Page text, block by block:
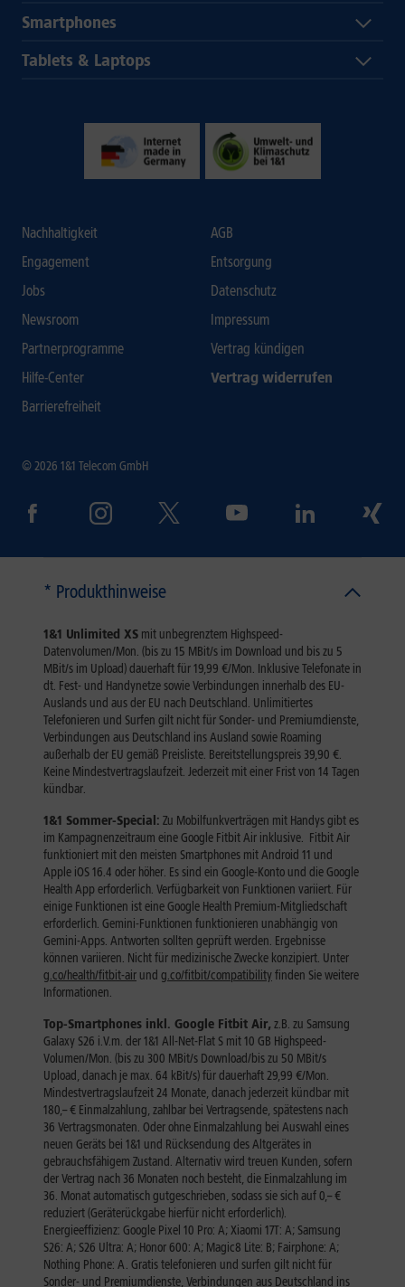
Smartphones
Tablets & Laptops
Nachhaltigkeit
Engagement
Jobs
Newsroom
Partnerprogramme
Hilfe-Center
Barrierefreiheit
AGB
Entsorgung
Datenschutz
Impressum
Vertrag kündigen
Vertrag widerrufen
© 2026 1&1 Telecom GmbH